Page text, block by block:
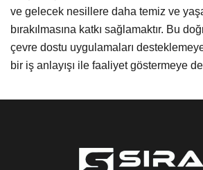
ve gelecek nesillere daha temiz ve
bırakılmasına katkı sağlamaktır. Bu
çevre dostu uygulamaları
bir iş anlayışı ile faaliyet göstermeye